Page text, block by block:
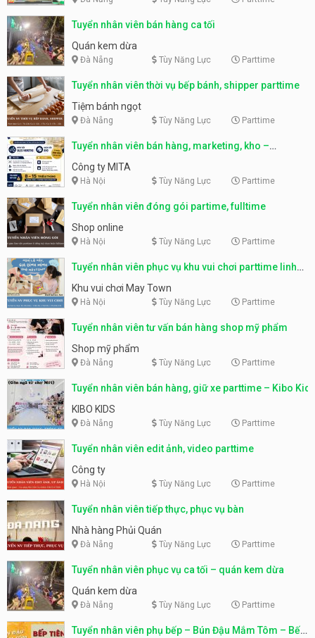
Tuyển nhân viên bán hàng ca tối
Quán kem dừa
Đà Nẵng Tùy Năng Lực Parttime
Tuyển nhân viên thời vụ bếp bánh, shipper parttime
Tiệm bánh ngọt
Đà Nẵng Tùy Năng Lực Parttime
Tuyển nhân viên bán hàng, marketing, kho –
parttime, fulltime
Công ty MITA
Hà Nội Tùy Năng Lực Parttime
Tuyển nhân viên đóng gói partime, fulltime
Shop online
Hà Nội Tùy Năng Lực Parttime
Tuyển nhân viên phục vụ khu vui chơi parttime linh
động
Khu vui chơi May Town
Hà Nội Tùy Năng Lực Parttime
Tuyển nhân viên tư vấn bán hàng shop mỹ phẩm
Shop mỹ phẩm
Đà Nẵng Tùy Năng Lực Parttime
Tuyển nhân viên bán hàng, giữ xe parttime – Kibo Kid
KIBO KIDS
Đà Nẵng Tùy Năng Lực Parttime
Tuyển nhân viên edit ảnh, video parttime
Công ty
Hà Nội Tùy Năng Lực Parttime
Tuyển nhân viên tiếp thực, phục vụ bàn
Nhà hàng Phủi Quán
Đà Nẵng Tùy Năng Lực Parttime
Tuyển nhân viên phục vụ ca tối – quán kem dừa
Quán kem dừa
Đà Nẵng Tùy Năng Lực Parttime
Tuyển nhân viên phụ bếp – Bún Đậu Mắm Tôm – Bếp